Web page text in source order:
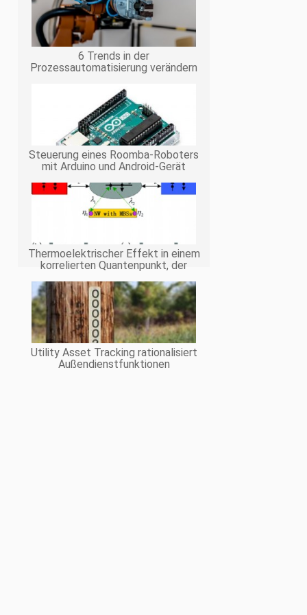
6 Trends in der
Prozessautomatisierung verändern
hergestellt werden
Steuerung eines Roomba-Roboters
mit Arduino und Android-Gerät
Thermoelektrischer Effekt in einem
korrelierten Quantenpunkt, der
Staaten gekoppelt ist
Utility Asset Tracking rationalisiert
Außendienstfunktionen